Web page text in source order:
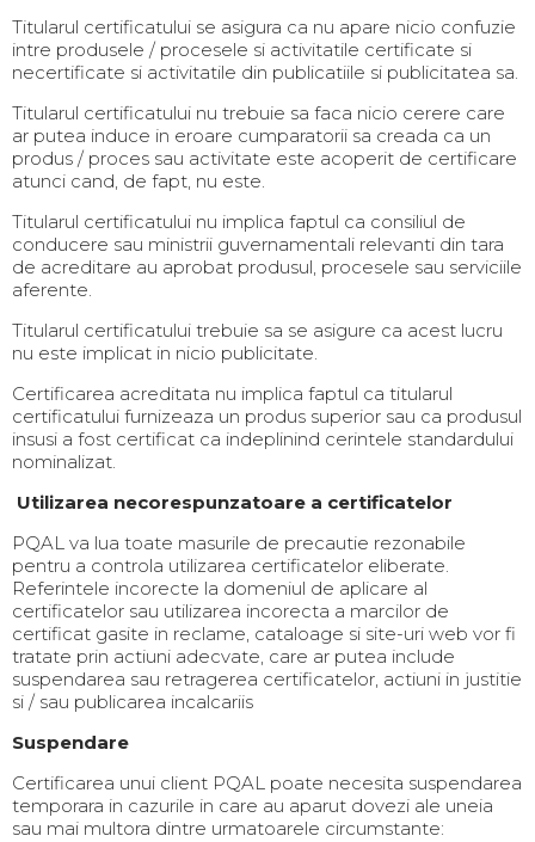
Titularul certificatului se asigura ca nu apare nicio confuzie
intre produsele / procesele si activitatile certificate si
necertificate si activitatile din publicatiile si publicitatea sa.
Titularul certificatului nu trebuie sa faca nicio cerere care
ar putea induce in eroare cumparatorii sa creada ca un
produs / proces sau activitate este acoperit de certificare
atunci cand, de fapt, nu este.
Titularul certificatului nu implica faptul ca consiliul de
conducere sau ministrii guvernamentali relevanti din tara
de acreditare au aprobat produsul, procesele sau serviciile
aferente.
Titularul certificatului trebuie sa se asigure ca acest lucru
nu este implicat in nicio publicitate.
Certificarea acreditata nu implica faptul ca titularul
certificatului furnizeaza un produs superior sau ca produsul
insusi a fost certificat ca indeplinind cerintele standardului
nominalizat.
Utilizarea necorespunzatoare a certificatelor
PQAL va lua toate masurile de precautie rezonabile
pentru a controla utilizarea certificatelor eliberate.
Referintele incorecte la domeniul de aplicare al
certificatelor sau utilizarea incorecta a marcilor de
certificat gasite in reclame, cataloage si site-uri web vor fi
tratate prin actiuni adecvate, care ar putea include
suspendarea sau retragerea certificatelor, actiuni in justitie
si / sau publicarea incalcariis
Suspendare
Certificarea unui client PQAL poate necesita suspendarea
temporara in cazurile in care au aparut dovezi ale uneia
sau mai multora dintre urmatoarele circumstante: